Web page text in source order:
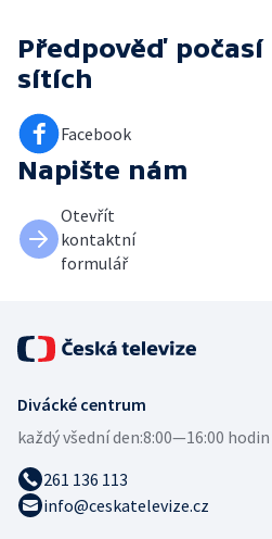
Předpověď počasí
sítích
Facebook
Napište nám
Otevřít
kontaktní
formulář
Divácké centrum
každý všední den:8:00—16:00 hodin
261 136 113
info@ceskatelevize.cz